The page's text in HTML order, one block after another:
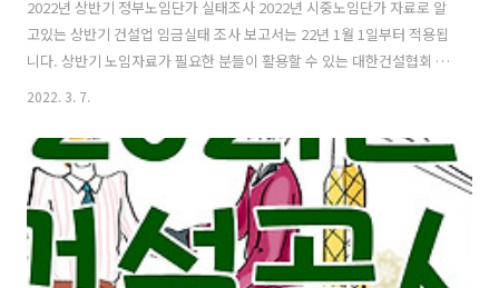
2022년 상반기 정부노임단가 실태조사 2022년 시중노임단가 자료로 알
고있는 상반기 건설업 임금실태 조사 보고서는 22년 1월 1일부터 적용됩
니다. 상반기 노임자료가 필요한 분들이 활용할 수 있는 대한건설협회 공
식 조사자료입니다. 해당 자료에 대한 조사는 법적인 근거와 기준, 방법,
통인부 상반기 단가 통합파일이 필요한 분은 도표 하단의 첨부파일을 참
조하시길 바랍니다. 일상적인 부분에서 개별노임단가 금액 중 가장 많이
사용되는 부분은 보통인부에 대한 부분일텐데요, 개별 직종 중 2022년
상반기 보통인부 단가는 14만8천원입니다. 뒤에 510원 금액은 굳이 신
경쓰지는 않아도 될 것 같지만, 정확한 금액 계산이 필요하다면
148,510..
2022. 3. 7.